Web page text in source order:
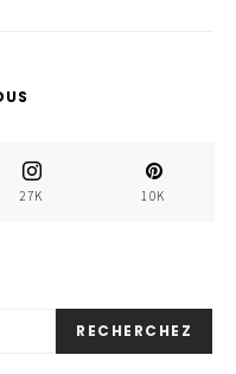
27K 10K
RECHERCHEZ